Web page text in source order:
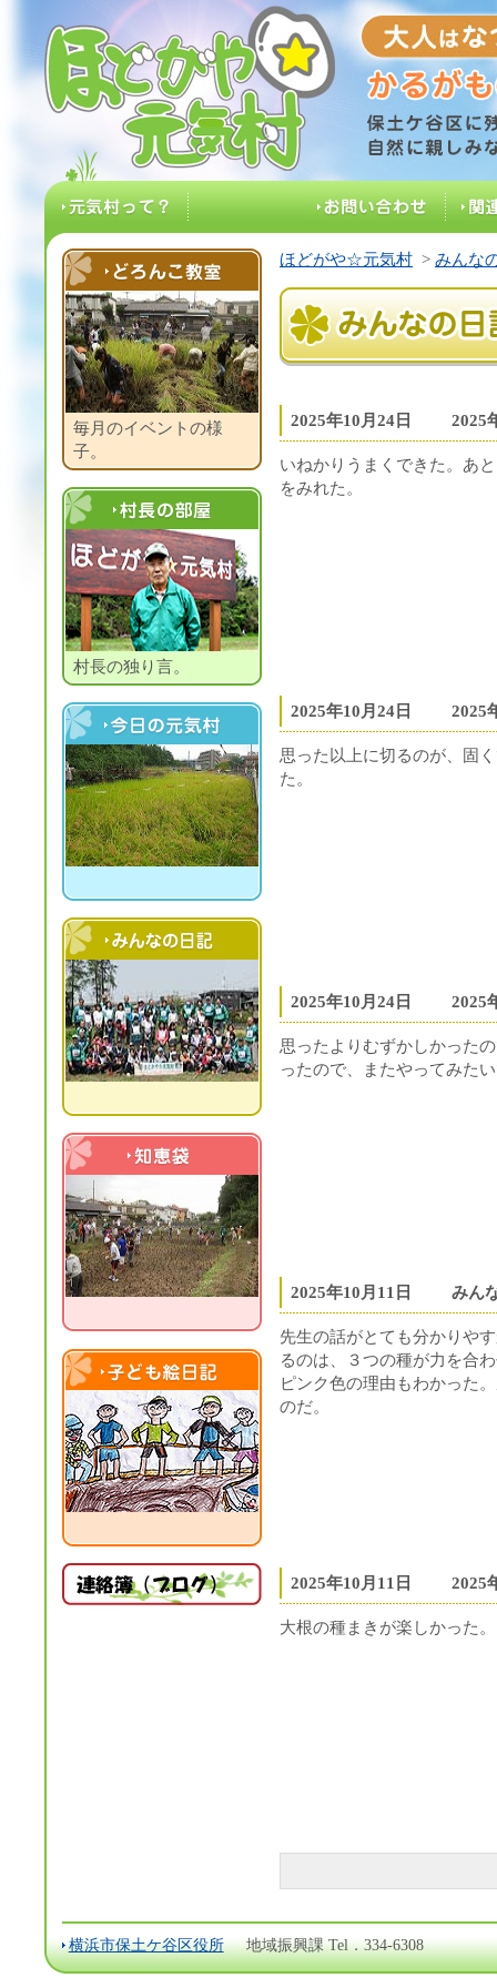
ほどがや☆元気村
大人はなつ
保土ケ谷区に残る
元気村って？ お問い合わせ 関
どろんこ教室
毎月のイベントの様
子。
村長の部屋
村長の独り言。
今日の元気村
村民の日記
知恵袋
子ども絵日記
ほどがや☆元気村 > みんな
2025年10月24日 2025
いねかりうまくできた。あ
をみれた。
2025年10月24日 2025
思った以上に切るのが、固
た。
2025年10月24日 2025
思ったよりむずかしかった
ったので、またやってみた
2025年10月11日 みん
先生の話がとても分かりや
るのは、３つの種が力を合
ピンク色の理由もわかった
のだ。
2025年10月11日 2025
大根の種まきが楽しかった。
横浜市保土ケ谷区役所 地域振興課 Tel．334-6308